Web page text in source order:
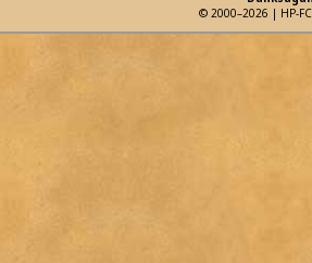
© 2000–2026 | HP-